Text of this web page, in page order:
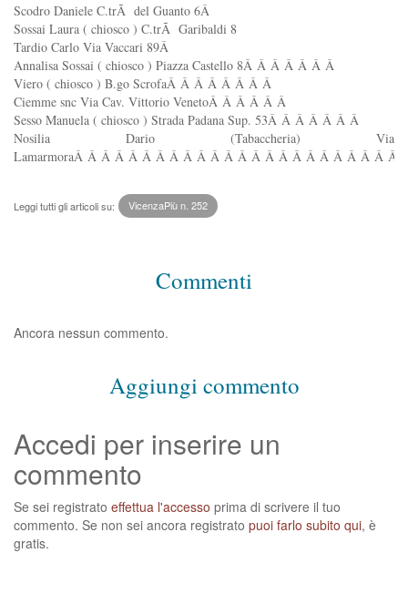
Scodro Daniele C.trÃ del Guanto 6Â
Sossai Laura ( chiosco ) C.trÃ Garibaldi 8
Tardio Carlo Via Vaccari 89Â
Annalisa Sossai ( chiosco ) Piazza Castello 8Â Â Â Â Â Â Â
Viero ( chiosco ) B.go ScrofaÂ Â Â Â Â Â Â Â
Ciemme snc Via Cav. Vittorio VenetoÂ Â Â Â Â Â
Sesso Manuela ( chiosco ) Strada Padana Sup. 53Â Â Â Â Â Â Â
Nosilia Dario (Tabaccheria) Via
LamarmoraÂ Â Â Â Â Â Â Â Â Â Â Â Â Â Â Â Â Â Â Â Â Â Â Â
Leggi tutti gli articoli su: VicenzaPiù n. 252
Commenti
Ancora nessun commento.
Aggiungi commento
Accedi per inserire un
commento
Se sei registrato effettua l'accesso prima di scrivere il tuo
commento. Se non sei ancora registrato puoi farlo subito qui, è
gratis.